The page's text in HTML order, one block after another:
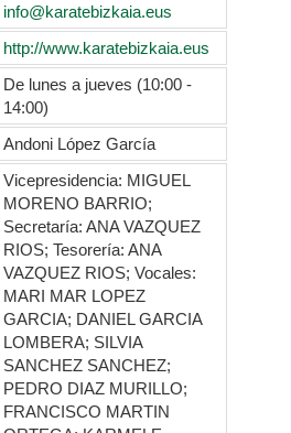
info@karatebizkaia.eus
http://www.karatebizkaia.eus
De lunes a jueves (10:00 -
14:00)
Andoni López García
Vicepresidencia: MIGUEL
MORENO BARRIO;
Secretaría: ANA VAZQUEZ
RIOS; Tesorería: ANA
VAZQUEZ RIOS; Vocales:
MARI MAR LOPEZ
GARCIA; DANIEL GARCIA
LOMBERA; SILVIA
SANCHEZ SANCHEZ;
PEDRO DIAZ MURILLO;
FRANCISCO MARTIN